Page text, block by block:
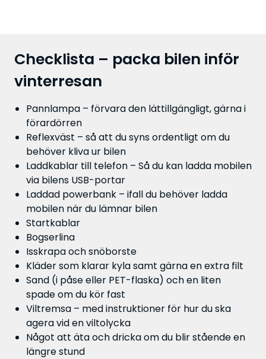
Checklista – packa bilen inför
vinterresan
Pannlampa – förvara den lättillgängligt, gärna i
förardörren
Reflexväst – så att du syns ordentligt om du
behöver kliva ur bilen
Laddkablar till telefon – Så du kan ladda mobilen
via bilens USB-portar
Laddad powerbank – ifall du behöver ladda
mobilen när du lämnar bilen
Startkablar
Bogserlina
Isskrapa och snöborste
Kläder som klarar kyla samt gärna en extra filt
Sand (i påse eller PET-flaska) och en liten
spade om du kör fast
Viltremsa – med instruktioner för hur du ska
agera vid en viltolycka
Något att äta och dricka om du blir stående en
längre stund